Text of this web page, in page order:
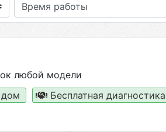
любой модели
Бесплатная диагностика